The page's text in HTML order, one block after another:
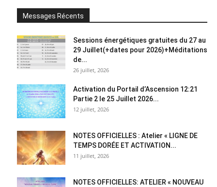
Messages Récents
Sessions énergétiques gratuites du 27 au
29 Juillet(+dates pour 2026)+Méditations
de...
26 juillet, 2026
Activation du Portail d’Ascension 12:21
Partie 2 le 25 Juillet 2026...
12 juillet, 2026
NOTES OFFICIELLES : Atelier « LIGNE DE
TEMPS DORÉE ET ACTIVATION...
11 juillet, 2026
NOTES OFFICIELLES: ATELIER « NOUVEAU